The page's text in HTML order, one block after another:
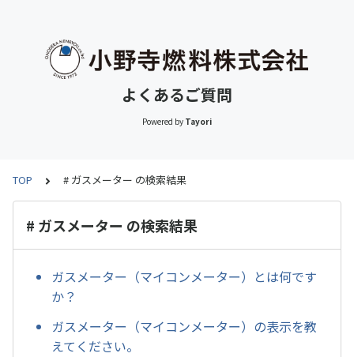
よくあるご質問
Powered by Tayori
TOP # ガスメーター の検索結果
# ガスメーター の検索結果
ガスメーター（マイコンメーター）とは何です
か？
ガスメーター（マイコンメーター）の表示を教
えてください。